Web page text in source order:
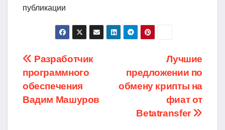
публикации
Навигация
по
записям
Лучшие
предложении по
обмену крипты на
фиат от
Betatransfer
Разработчик
программного
обеспечения
Вадим Машуров